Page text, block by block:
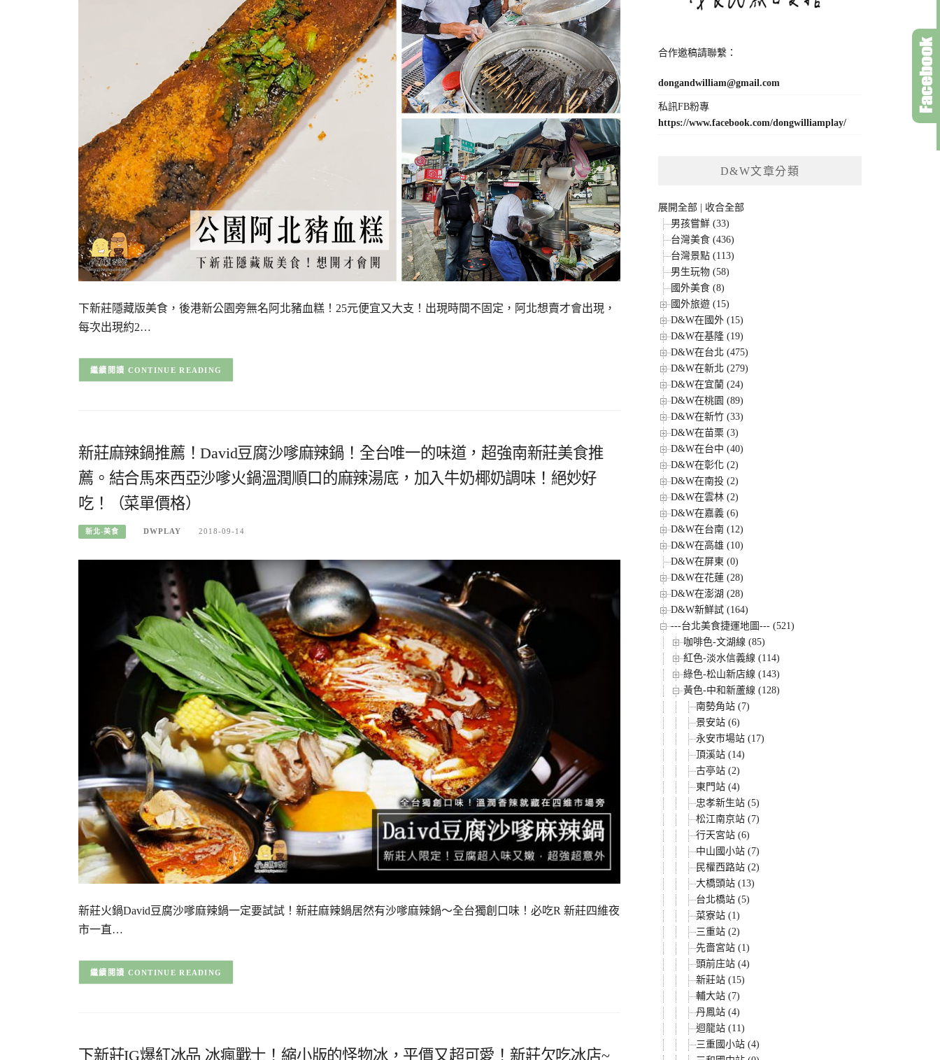
下新莊隱藏版美食，後港新公園旁無名阿北豬血糕！25元便宜又大支！出現時間不固定，阿北想賣才會出現，
每次出現約2…
CONTINUE READING
新莊麻辣鍋推薦！David豆腐沙嗲麻辣鍋！全台唯一的味道，超強南新莊美食推
薦。結合馬來西亞沙嗲火鍋溫潤順口的麻辣湯底，加入牛奶椰奶調味！絕妙好
吃！（菜單價格）
新北-美食 DWPLAY 2018-09-14
新莊火鍋David豆腐沙嗲麻辣鍋一定要試試！新莊麻辣鍋居然有沙嗲麻辣鍋～全台獨創口味！必吃R 新莊四維夜
市一直…
CONTINUE READING
下新莊IG爆紅冰品 冰瘋戰士！縮小版的怪物冰，平價又超可愛！新莊欠吃冰店~
合作邀稿請聯繫：
dongandwilliam@gmail.com
私訊FB粉專
https://www.facebook.com/dongwilliamplay/
D&W文章分類
展開全部
收合全部
男孩嘗鮮 (33)
台灣美食 (436)
台灣景點 (113)
男生玩物 (58)
國外美食 (8)
國外旅遊 (15)
D&W在國外 (15)
D&W在基隆 (19)
D&W在台北 (475)
D&W在新北 (279)
D&W在宜蘭 (24)
D&W在桃園 (89)
D&W在新竹 (33)
D&W在苗栗 (3)
D&W在台中 (40)
D&W在彰化 (2)
D&W在南投 (2)
D&W在雲林 (2)
D&W在嘉義 (6)
D&W在台南 (12)
D&W在高雄 (10)
D&W在屏東 (0)
D&W在花蓮 (28)
D&W在澎湖 (28)
D&W新鮮試 (164)
---台北美食捷運地圖--- (521)
咖啡色-文湖線 (85)
紅色-淡水信義線 (114)
綠色-松山新店線 (143)
黃色-中和新蘆線 (128)
南勢角站 (7)
景安站 (6)
永安市場站 (17)
頂溪站 (14)
古亭站 (2)
東門站 (4)
忠孝新生站 (5)
松江南京站 (7)
行天宮站 (6)
中山國小站 (7)
民權西路站 (2)
大橋頭站 (13)
台北橋站 (5)
菜寮站 (1)
三重站 (2)
先嗇宮站 (1)
頭前庄站 (4)
新莊站 (15)
輔大站 (7)
丹鳳站 (4)
迴龍站 (11)
三重國小站 (4)